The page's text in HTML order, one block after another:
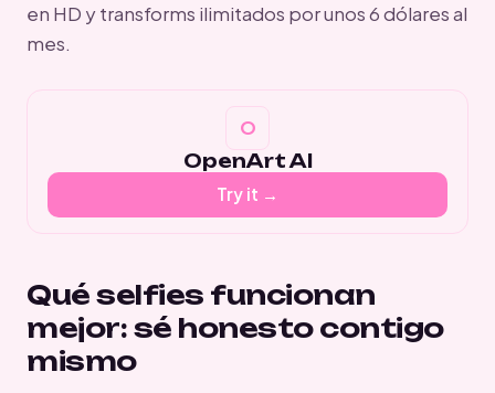
en HD y transforms ilimitados por unos 6 dólares al
mes.
OpenArt AI
Try it →
Qué selfies funcionan
mejor: sé honesto contigo
mismo